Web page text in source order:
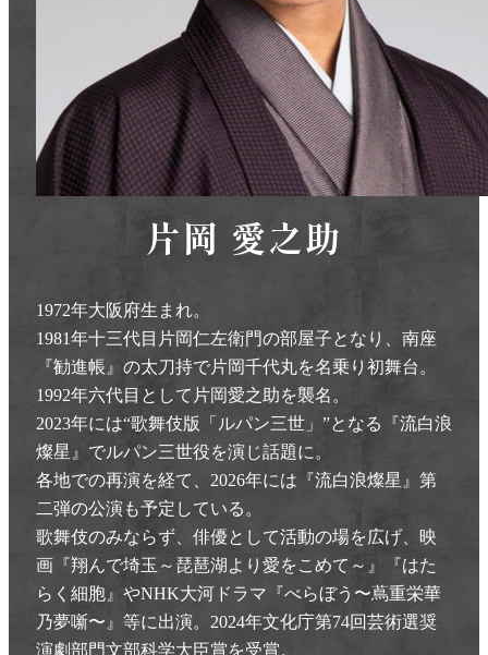
片岡 愛之助
1972年大阪府生まれ。
1981年十三代目片岡仁左衛門の部屋子となり、南座
『勧進帳』の太刀持で片岡千代丸を名乗り初舞台。
1992年六代目として片岡愛之助を襲名。
2023年には“歌舞伎版「ルパン三世」”となる『流白浪
燦星』でルパン三世役を演じ話題に。
各地での再演を経て、2026年には『流白浪燦星』第
二弾の公演も予定している。
歌舞伎のみならず、俳優として活動の場を広げ、映
画『翔んで埼玉～琵琶湖より愛をこめて～』『はた
らく細胞』やNHK大河ドラマ『べらぼう〜蔦重栄華
乃夢噺〜』等に出演。2024年文化庁第74回芸術選奨
演劇部門文部科学大臣賞を受賞。